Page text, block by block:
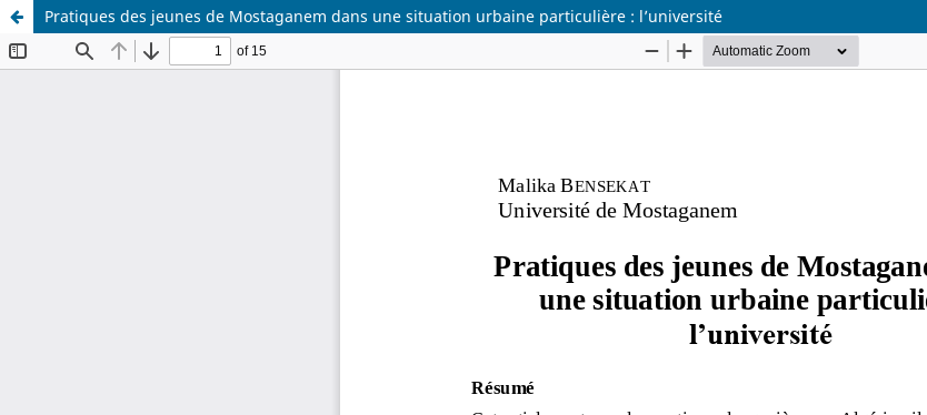
Pratiques des jeunes de Mostaganem dans une situation urbaine particulière : l’université